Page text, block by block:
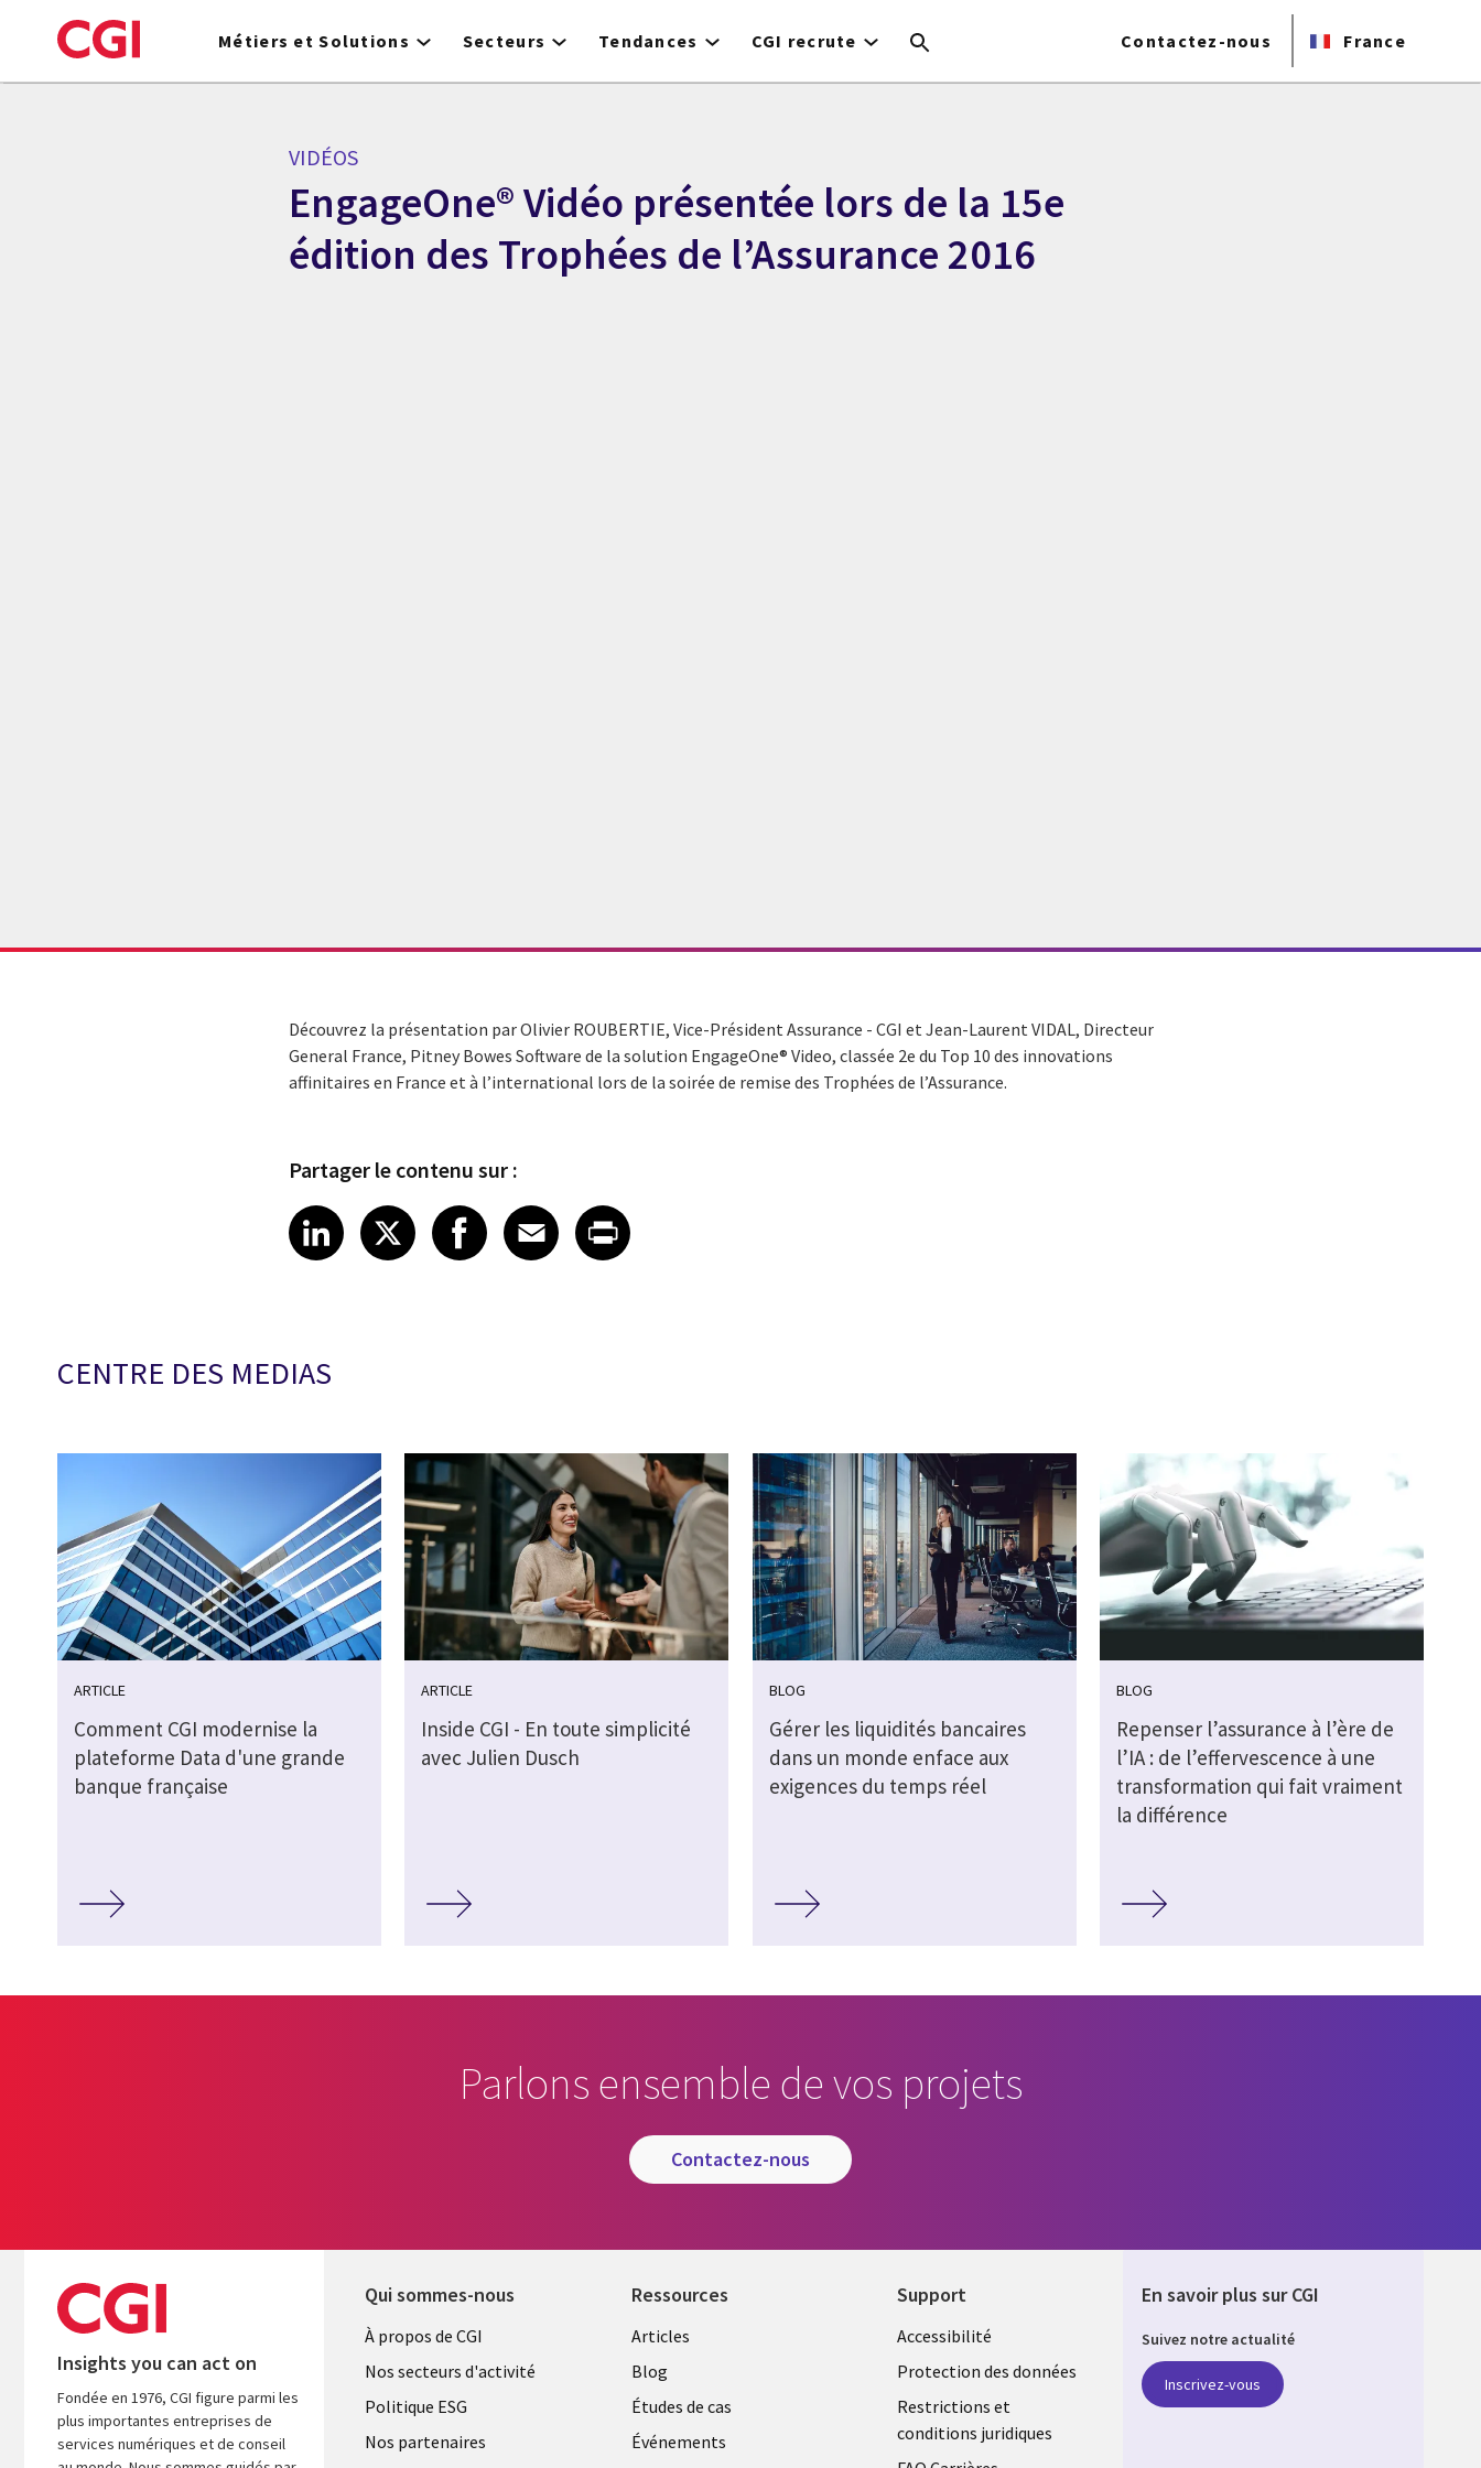
to
Métiers et Solutions Secteurs Tendances CGI recrute Contactez-nous France
VIDÉOS
EngageOne® Vidéo présentée lors de la 15e
édition des Trophées de l’Assurance 2016
Découvrez la présentation par Olivier ROUBERTIE, Vice-Président Assurance - CGI et Jean-Laurent VIDAL, Directeur
General France, Pitney Bowes Software de la solution EngageOne® Video, classée 2e du Top 10 des innovations
affinitaires en France et à l’international lors de la soirée de remise des Trophées de l’Assurance.
Partager le contenu sur :
Share article on LinkedIn
LinkedIn
Share article on X
XShare article on Facebook
Facebook
Share article on Email
Email
Share article on Print
CENTRE DES MEDIAS
ARTICLE
Comment CGI modernise la
plateforme Data d'une grande
banque française
ARTICLE
Inside CGI - En toute simplicité
avec Julien Dusch
BLOG
Gérer les liquidités bancaires
dans un monde enface aux
exigences du temps réel
BLOG
Repenser l’assurance à l’ère de
l’IA : de l’effervescence à une
transformation qui fait vraiment
la différence
Parlons ensemble de vos projets
contactez-nous
Insights you can act on
Fondée en 1976, CGI figure parmi les
plus importantes entreprises de
services numériques et de conseil
Qui sommes-nous
Useful
links
FRANCE
À propos de CGI
Nos secteurs d'activité
Politique ESG
Nos partenaires
Ressources
Library
Links
FRANCE
Articles
Blog
Études de cas
Événements
Support
Legal
FRANCE
Accessibilité
Protection des données
Restrictions et
conditions juridiques
En savoir plus sur CGI
Suivez notre actualité
Inscrivez-vous